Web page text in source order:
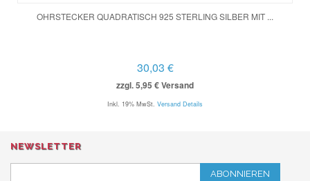
OHRSTECKER QUADRATISCH 925 STERLING SILBER MIT ...
30,03 €
zzgl. 5,95 € Versand
Inkl. 19% MwSt. Versand Details
NEWSLETTER
ABONNIEREN